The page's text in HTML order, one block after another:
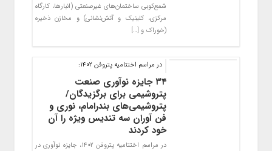
شمع‌کوبی ساختمان‌های غیرصنعتی (انبارها، کارگاه
مرکزی، کلینیک و آتش‌نشانی) و مخازن ذخیره
(خوراک و […]
در مراسم اختتامیه پتروفن ۱۴۰۲:
۳۴ جایزه نوآوری صنعت
پتروشیمی برای برگزیدگان/
پتروشیمی‌های بندرامام، نوری و
فن آوران سه تندیس ویژه را آن
خود کردند
در مراسم اختتامیه پتروفن ۱۴۰۲، جایزه نوآوری در